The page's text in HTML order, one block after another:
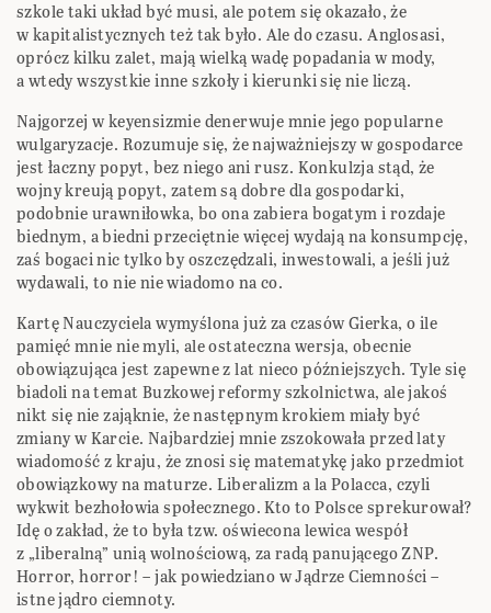
szkole taki układ być musi, ale potem się okazało, że
w kapitalistycznych też tak było. Ale do czasu. Anglosasi,
oprócz kilku zalet, mają wielką wadę popadania w mody,
a wtedy wszystkie inne szkoły i kierunki się nie liczą.
Najgorzej w keyensizmie denerwuje mnie jego popularne
wulgaryzacje. Rozumuje się, że najważniejszy w gospodarce
jest łaczny popyt, bez niego ani rusz. Konkulzja stąd, że
wojny kreują popyt, zatem są dobre dla gospodarki,
podobnie urawniłowka, bo ona zabiera bogatym i rozdaje
biednym, a biedni przeciętnie więcej wydają na konsumpcję,
zaś bogaci nic tylko by oszczędzali, inwestowali, a jeśli już
wydawali, to nie nie wiadomo na co.
Kartę Nauczyciela wymyślona już za czasów Gierka, o ile
pamięć mnie nie myli, ale ostateczna wersja, obecnie
obowiązująca jest zapewne z lat nieco późniejszych. Tyle się
biadoli na temat Buzkowej reformy szkolnictwa, ale jakoś
nikt się nie zająknie, że następnym krokiem miały być
zmiany w Karcie. Najbardziej mnie zszokowała przed laty
wiadomość z kraju, że znosi się matematykę jako przedmiot
obowiązkowy na maturze. Liberalizm a la Polacca, czyli
wykwit bezhołowia społecznego. Kto to Polsce sprekurował?
Idę o zakład, że to była tzw. oświecona lewica wespół
z „liberalną” unią wolnościową, za radą panującego ZNP.
Horror, horror! – jak powiedziano w Jądrze Ciemności –
istne jądro ciemnoty.